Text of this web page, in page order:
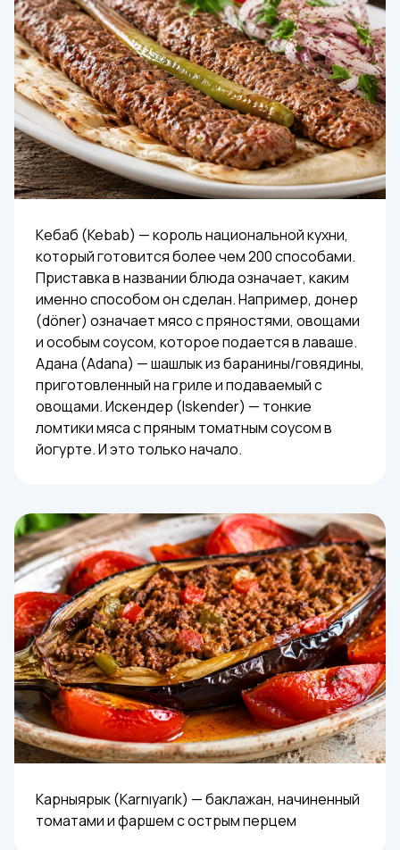
Кебаб (Kebab) — король национальной кухни,
который готовится более чем 200 способами.
Приставка в названии блюда означает, каким
именно способом он сделан. Например, донер
(döner) означает мясо с пряностями, овощами
и особым соусом, которое подается в лаваше.
Адана (Аdana) — шашлык из баранины/говядины,
приготовленный на гриле и подаваемый с
овощами. Искендер (Iskender) — тонкие
ломтики мяса с пряным томатным соусом в
йогурте. И это только начало.
Карныярык (Karnıyarık) — баклажан, начиненный
томатами и фаршем с острым перцем